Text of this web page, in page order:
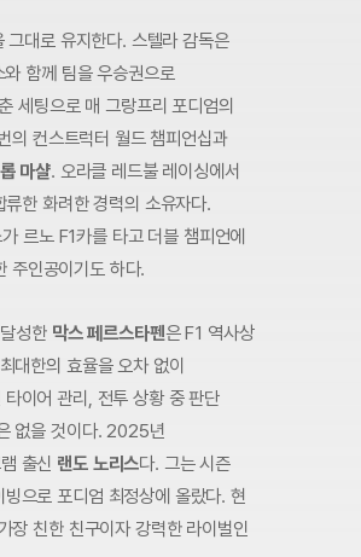
그대로 유지한다. 스텔라 감독은
함께 팀을 우승권으로
세팅으로 매 그랑프리 포디엄의
의 컨스트럭터 월드 챔피언십과
롭 마샬. 오라클 레드불 레이싱에서
한 화려한 경력의 소유자다.
르노 F1카를 타고 더블 챔피언에
인공이기도 하다.
성한 막스 페르스타펜은 F1 역사상
대한의 효율을 오차 없이
이어 관리, 전투 상황 중 판단
없을 것이다. 2025년
출신 랜도 노리스다. 그는 시즌
으로 포디엄 최정상에 올랐다. 현
장 친한 친구이자 강력한 라이벌인